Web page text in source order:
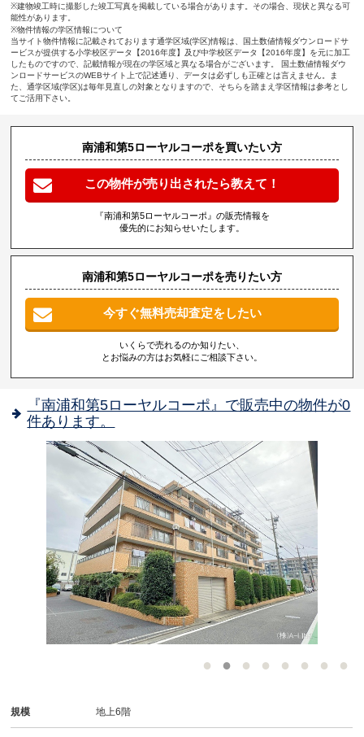
※建物竣工時に撮影した竣工写真を掲載している場合があります。その場合、現状と異なる可
能性があります。
※物件情報の学区情報について
当サイト物件情報に記載されております通学区域(学区)情報は、国土数値情報ダウンロードサ
ービスが提供する小学校区データ【2016年度】及び中学校区データ【2016年度】を元に加工
したものですので、記載情報が現在の学区域と異なる場合がございます。 国土数値情報ダウ
ンロードサービスのWEBサイト上で記述通り、データは必ずしも正確とは言えません。ま
た、通学区域(学区)は毎年見直しの対象となりますので、そちらを踏まえ学区情報は参考とし
てご活用下さい。
南浦和第5ローヤルコーポを買いたい方
この物件が売り出されたら教えて！
『南浦和第5ローヤルコーポ』の販売情報を
優先的にお知らせいたします。
南浦和第5ローヤルコーポを売りたい方
今すぐ無料売却査定をしたい
いくらで売れるのか知りたい、
とお悩みの方はお気軽にご相談下さい。
『南浦和第5ローヤルコーポ』で販売中の物件が0
件あります。
規模 地上6階